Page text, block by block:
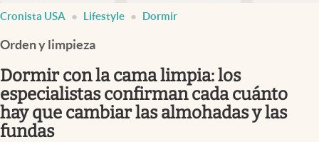
Espiritual
Streaming
Cronista USA Lifestyle Dormir
Orden y limpieza
Dormir con la cama limpia: los
especialistas confirman cada cuánto
hay que cambiar las almohadas y las
fundas